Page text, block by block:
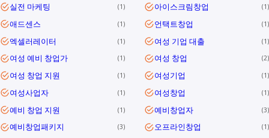
실전 마케팅 1 아이스크림창업 1
애드센스 1 언택트창업 1
엑셀러레이터 1 여성 기업 대출 1
여성 예비 창업가 1 여성 창업 2
여성 창업 지원 1 여성기업 1
여성사업자 1 여성창업 1
예비 창업 지원 1 예비창업자 3
예비창업패키지 3 오프라인창업 1